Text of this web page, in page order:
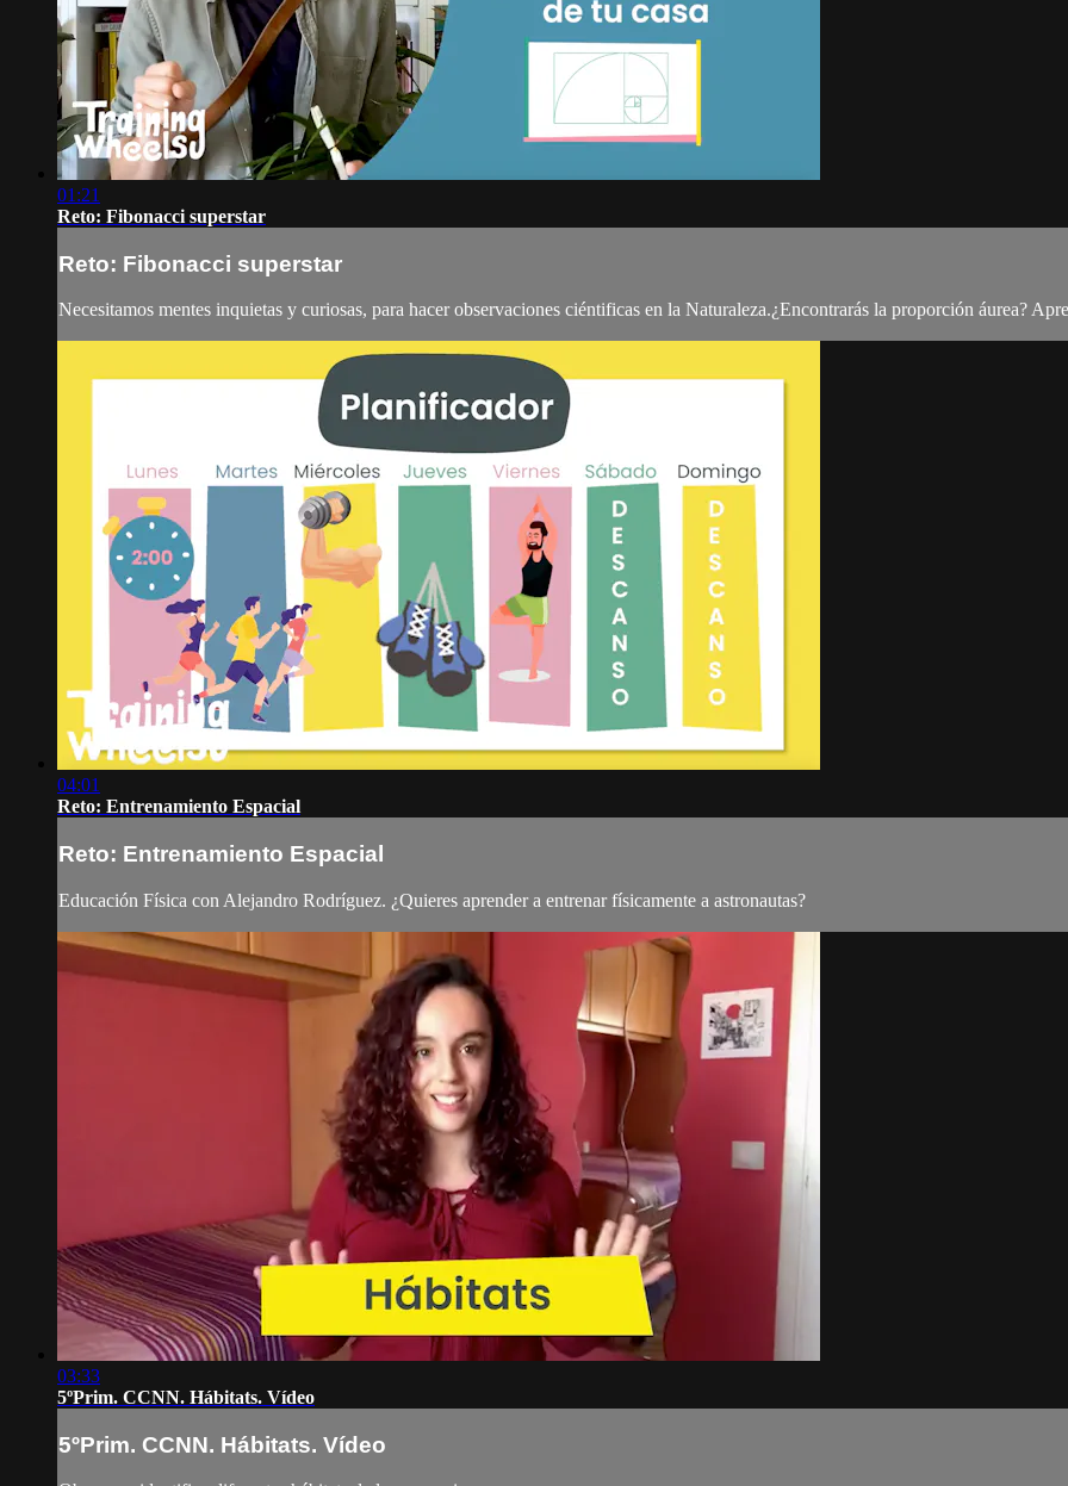
01:21
Reto: Fibonacci superstar
Reto: Fibonacci superstar
Necesitamos mentes inquietas y curiosas, para hacer observaciones ciéntificas en la Naturaleza.¿Encontrarás la proporción áurea?
04:01
Reto: Entrenamiento Espacial
Reto: Entrenamiento Espacial
Educación Física con Alejandro Rodríguez. ¿Quieres aprender a entrenar físicamente a astronautas?
03:33
5ºPrim. CCNN. Hábitats. Vídeo
5ºPrim. CCNN. Hábitats. Vídeo